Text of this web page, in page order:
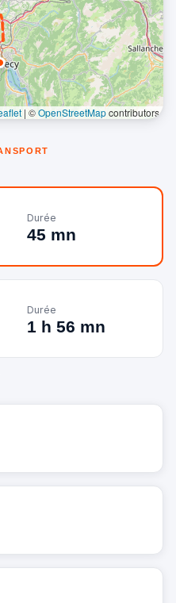
| ©OpenStreetMapcontributors
Durée
45 mn
Durée
1 h 56 mn